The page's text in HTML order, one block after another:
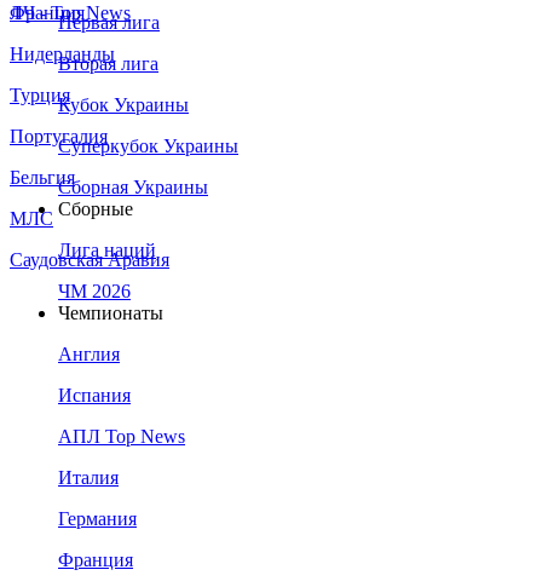
Франция
Нидерланды
Турция
Португалия
Бельгия
МЛС
Саудовская Аравия
ЛЧ - Top News
Первая лига
Вторая лига
Кубок Украины
Суперкубок Украины
Сборная Украины
Сборные
Лига наций
ЧМ 2026
Чемпионаты
Англия
Испания
АПЛ Top News
Италия
Германия
Франция